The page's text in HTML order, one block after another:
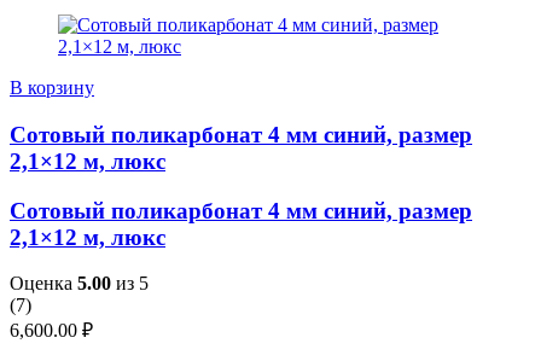
В корзину
Сотовый поликарбонат 4 мм синий, размер
2,1×12 м, люкс
Сотовый поликарбонат 4 мм синий, размер
2,1×12 м, люкс
Оценка 5.00 из 5
(7)
6,600.00 ₽